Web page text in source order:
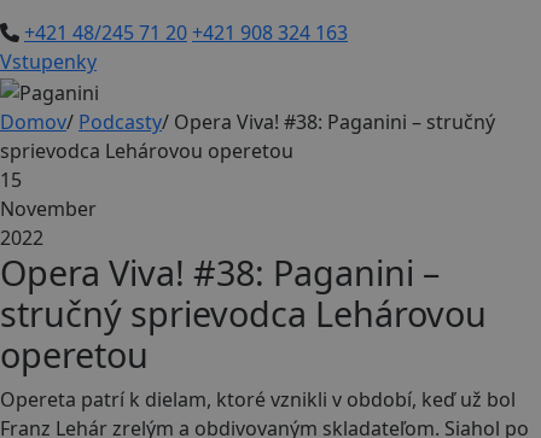
+421 48/245 71 20+421 908 324 163
Vstupenky
Domov/ Podcasty/ Opera Viva! #38: Paganini – stručný
sprievodca Lehárovou operetou
15
November
2022
Opera Viva! #38: Paganini –
stručný sprievodca Lehárovou
operetou
Opereta patrí k dielam, ktoré vznikli v období, keď už bol
Franz Lehár zrelým a obdivovaným skladateľom. Siahol po